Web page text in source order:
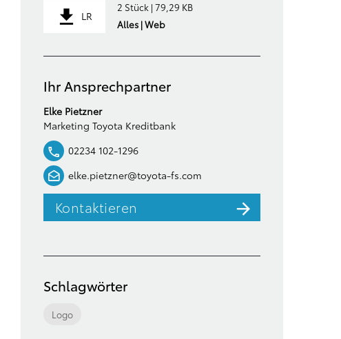
LR
2 Stück | 79,29 KB
Alles | Web
Ihr Ansprechpartner
Elke Pietzner
Marketing Toyota Kreditbank
02234 102-1296
elke.pietzner@toyota-fs.com
Kontaktieren
Schlagwörter
Logo